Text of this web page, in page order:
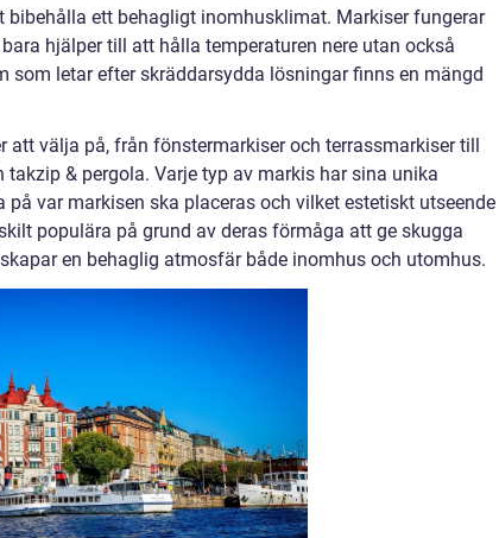
bibehålla ett behagligt inomhusklimat. Markiser fungerar
hjälper till att hålla temperaturen nere utan också
som letar efter skräddarsydda lösningar finns en mängd
att välja på, från fönstermarkiser och terrassmarkiser till
& pergola. Varje typ av markis har sina unika
var markisen ska placeras och vilket estetiskt utseende
populära på grund av deras förmåga att ge skugga
en behaglig atmosfär både inomhus och utomhus.